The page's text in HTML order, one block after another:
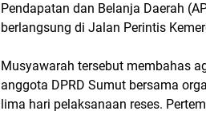
Pendapatan dan Belanja Daerah
berlangsung di Jalan Perintis
Musyawarah tersebut membahas
anggota DPRD Sumut bersama
lima hari pelaksanaan reses.